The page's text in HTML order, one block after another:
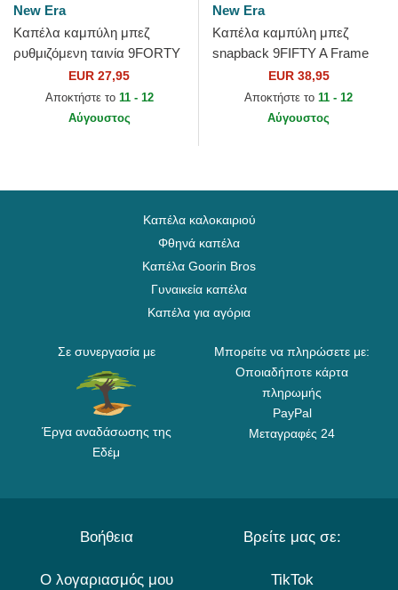
New Era
Καπέλα καμπύλη μπεζ
ρυθμιζόμενη ταινία 9FORTY
Recycled Midi από Las
Vegas Raiders NFL από New
EUR 27,95
Αποκτήστε το 11 - 12
Αύγουστος
New Era
Καπέλα καμπύλη μπεζ
snapback 9FIFTY A Frame
Classic από Las Vegas
Raiders NFL από New Era
EUR 38,95
Αποκτήστε το 11 - 12
Αύγουστος
Καπέλα καλοκαιριού
Φθηνά καπέλα
Καπέλα Goorin Bros
Γυναικεία καπέλα
Καπέλα για αγόρια
Σε συνεργασία με
Έργα αναδάσωσης της
Εδέμ
Μπορείτε να πληρώσετε με:
Οποιαδήποτε κάρτα
πληρωμής
PayPal
Μεταγραφές 24
Βοήθεια
Ο λογαριασμός μου
Βρείτε μας σε:
TikTok